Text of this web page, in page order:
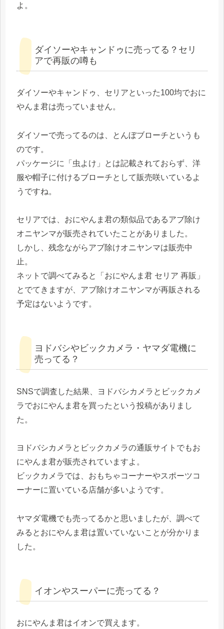
よ。
ダイソーやキャンドゥに売ってる？セリ
アで再販の噂も
ダイソーやキャンドゥ、セリアといった100均でおに
やんま君は売っていません。
ダイソーで売ってるのは、とんぼブローチというも
のです。
パッケージに「虫よけ」とは記載されておらず、洋
服や帽子に付けるブローチとして販売咲いているよ
うですね。
セリアでは、おにやんま君の類似品であるアブ除け
オニヤンマが販売されていたことがありました。
しかし、残念ながらアブ除けオニヤンマは販売中
止。
ネットで調べてみると「おにやんま君 セリア 再販」
とでてきますが、アブ除けオニヤンマが再販される
予定はないようです。
ヨドバシやビックカメラ・ヤマダ電機に
売ってる？
SNSで調査した結果、ヨドバシカメラとビックカメ
ラでおにやんま君を買ったという投稿がありまし
た。
ヨドバシカメラとビックカメラの通販サイトでもお
にやんま君が販売されていますよ。
ビックカメラでは、おもちゃコーナーやスポーツコ
ーナーに置いている店舗が多いようです。
ヤマダ電機でも売ってるかと思いましたが、調べて
みるとおにやんま君は置いていないことが分かりま
した。
イオンやスーパーに売ってる？
おにやんま君はイオンで買えます。